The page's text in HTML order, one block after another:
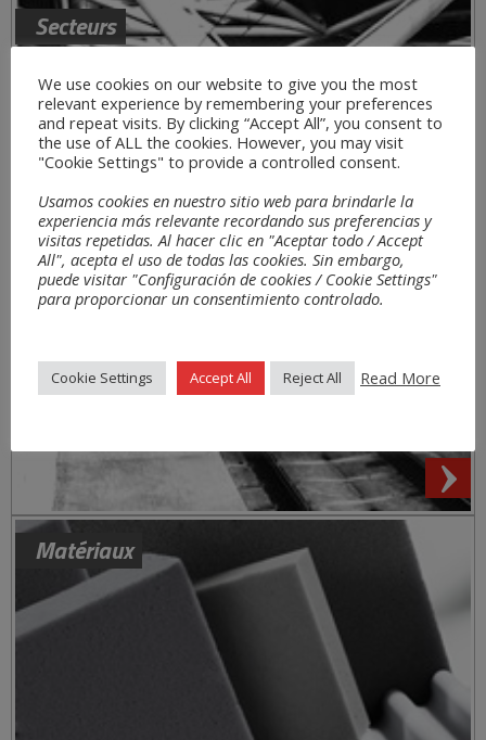
Secteurs
Matériaux
We use cookies on our website to give you the most
relevant experience by remembering your preferences
and repeat visits. By clicking “Accept All”, you consent to
the use of ALL the cookies. However, you may visit
"Cookie Settings" to provide a controlled consent.
Usamos cookies en nuestro sitio web para brindarle la
experiencia más relevante recordando sus preferencias y
visitas repetidas. Al hacer clic en "Aceptar todo / Accept
All", acepta el uso de todas las cookies. Sin embargo,
puede visitar "Configuración de cookies / Cookie Settings"
para proporcionar un consentimiento controlado.
Cookie Settings Accept All Reject All Read More